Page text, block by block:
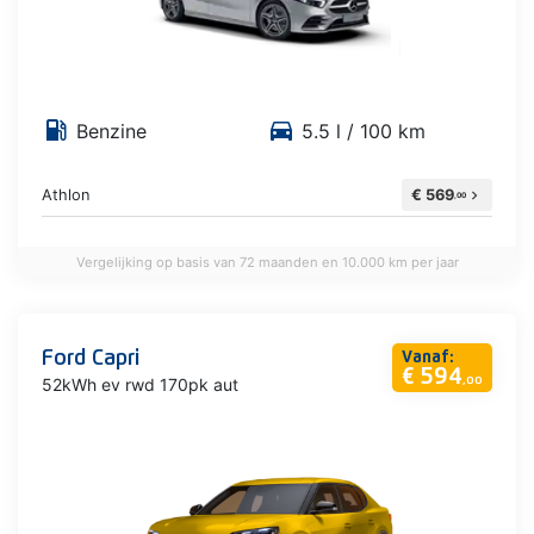
local_gas_station Benzine directions_car 5.5 l / 100 km
Athlon € 569,00 chevron_right
Vergelijking op basis van 72 maanden en 10.000 km per jaar
Vanaf:
€ 594,00
Ford Capri
52kWh ev rwd 170pk aut